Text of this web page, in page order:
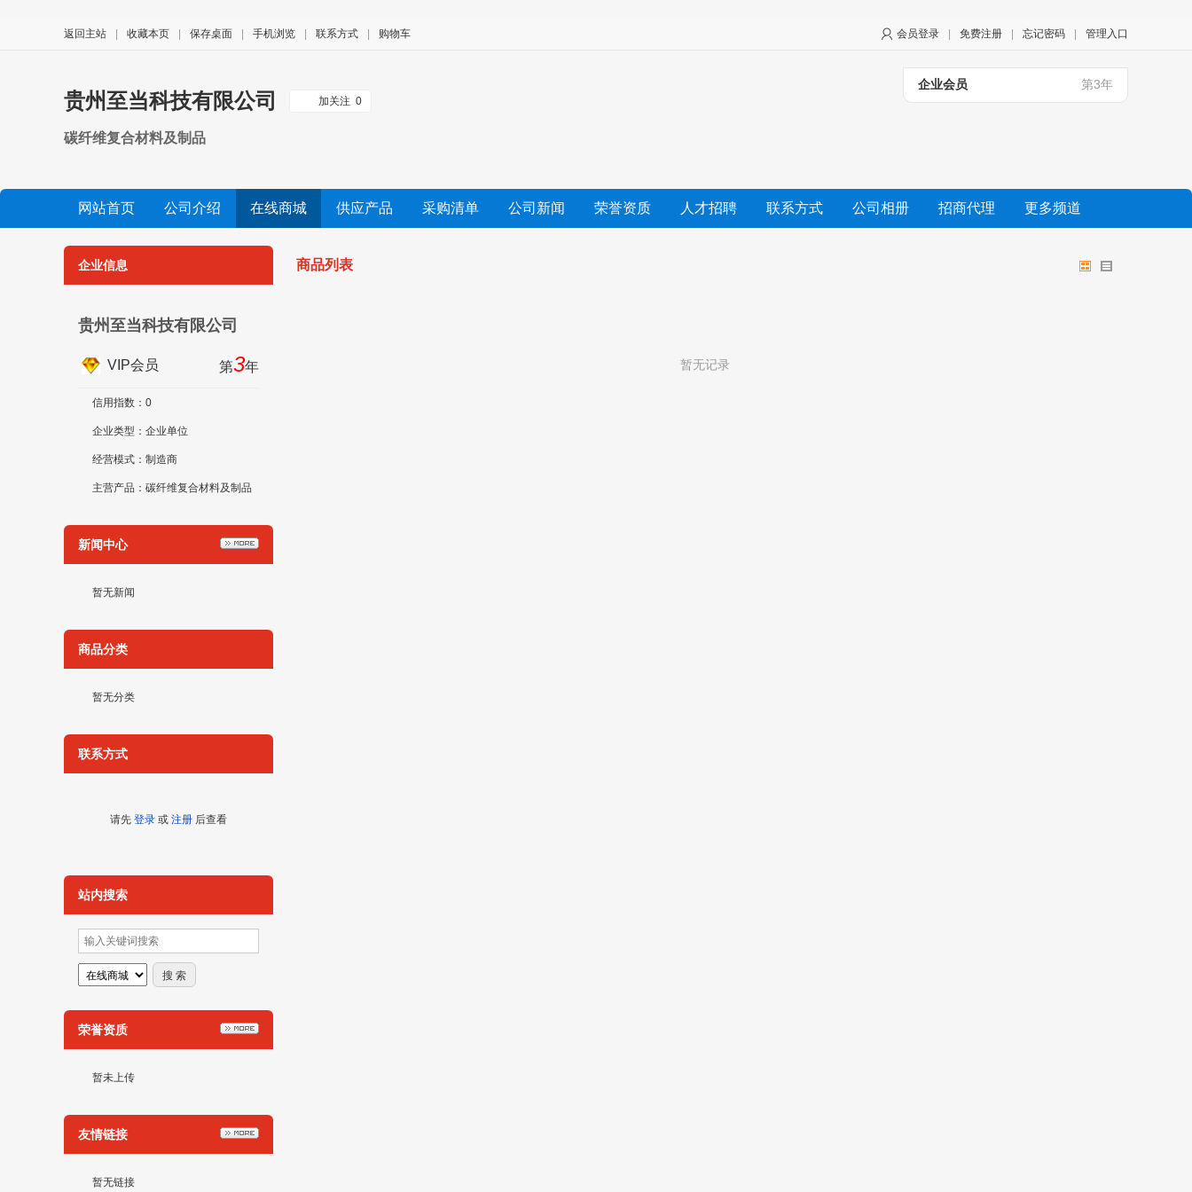
会员登录 免费注册 忘记密码 管理入口
返回主站 收藏本页 保存桌面 手机浏览 联系方式 购物车
企业会员 第3年
贵州至当科技有限公司 加关注 0
碳纤维复合材料及制品
网站首页 公司介绍 在线商城 供应产品 采购清单 公司新闻 荣誉资质 人才招聘 联系方式 公司相册 招商代理 更多频道
公司视频 展会信息 友情链接
企业信息
贵州至当科技有限公司
VIP会员 第3年
信用指数：0
企业类型：企业单位
经营模式：制造商
主营产品：碳纤维复合材料及制品
新闻中心
暂无新闻
商品分类
暂无分类
联系方式
请先 登录 或 注册 后查看
站内搜索
荣誉资质
暂未上传
友情链接
暂无链接
商品列表
暂无记录